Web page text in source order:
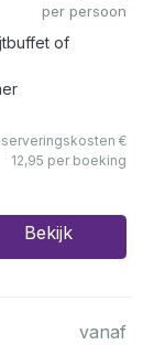
per persoon
of
€
12,95 per boeking
Bekijk
vanaf